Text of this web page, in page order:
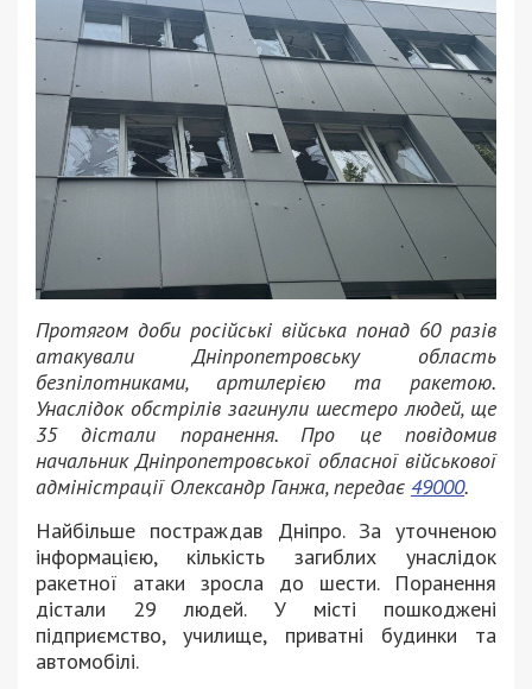
Протягом доби російські війська понад 60 разів
атакували Дніпропетровську область
безпілотниками, артилерією та ракетою.
Унаслідок обстрілів загинули шестеро людей, ще
35 дістали поранення. Про це повідомив
начальник Дніпропетровської обласної військової
адміністрації Олександр Ганжа, передає 49000.
Найбільше постраждав Дніпро. За уточненою
інформацією, кількість загиблих унаслідок
ракетної атаки зросла до шести. Поранення
дістали 29 людей. У місті пошкоджені
підприємство, училище, приватні будинки та
автомобілі.